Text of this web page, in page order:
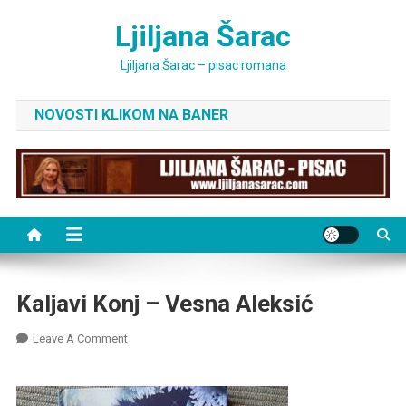
Ljiljana Šarac
Ljiljana Šarac – pisac romana
NOVOSTI KLIKOM NA BANER
Kaljavi Konj – Vesna Aleksić
Leave A CommentOn
–